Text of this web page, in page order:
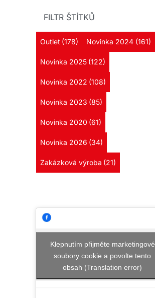
FILTR ŠTÍTKŮ
Outlet (178) Novinka 2024 (161)
Novinka 2025 (122)
Novinka 2022 (108)
Novinka 2023 (85)
Novinka 2020 (61)
Novinka 2026 (34)
Zakázková výroba (21)
Klepnutím přijměte marketingové
soubory cookie a povolte tento
obsah (Translation error)